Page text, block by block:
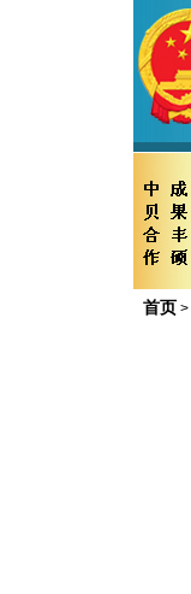
首页 >